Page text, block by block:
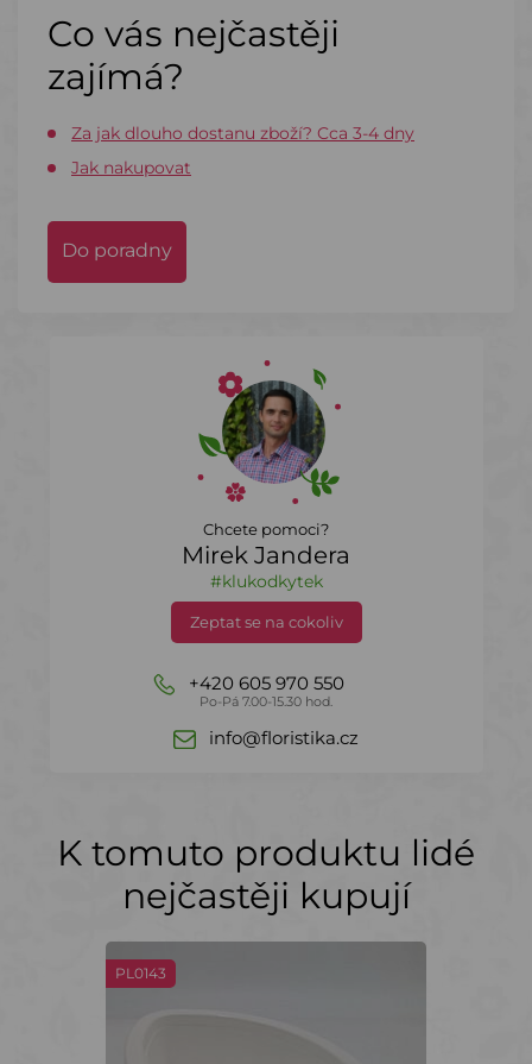
Co vás nejčastěji
zajímá?
Za jak dlouho dostanu zboží? Cca 3-4 dny
Jak nakupovat
Do poradny
Chcete pomoci?
Mirek Jandera
#klukodkytek
Zeptat se na cokoliv
+420 605 970 550
Po-Pá 7.00-15.30 hod.
info@floristika.cz
K tomuto produktu lidé
nejčastěji kupují
PL0143